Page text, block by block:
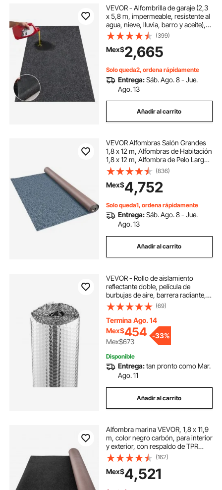
VEVOR - Alfombrilla de garaje (2,3
x 5,8 m, impermeable, resistente al
agua, nieve, lluvia, barro y aceite),
antideslizante, con reverso
antifugas de TPE, fácil de limpiar y
cortar.
(399)
Mex$2,665
Solo queda2, ordena rápidamente
Entrega:Sáb. Ago. 8 - Jue.
Ago. 13
Añadir al carrito
VEVOR Alfombras Salón Grandes
1,8 x 12 m, Alfombras de Habitación
1,8 x 12 m, Alfombra de Pelo Largo,
Alfombra Antideslizante, Alfombra
Exterior, Alfombra Shaggy de Pelo
Largo para Salón, TPR, Gris
(836)
Mex$4,752
Solo queda1, ordena rápidamente
Entrega:Sáb. Ago. 8 - Jue.
Ago. 13
Añadir al carrito
VEVOR - Rollo de aislamiento
reflectante doble, película de
burbujas de aire, barrera radiante,
3,2 mm (122 cm x 3 m), lámina de
aluminio de doble cara, protector
reflectante de calor, rollo de
aislamiento térmico para ventanas
y techos de autocaravanas.
(69)
Termina Ago. 14
Mex$454
Mex$673
-33%
Disponible
Entrega:tan pronto como Mar.
Ago. 11
Añadir al carrito
Alfombra marina VEVOR, 1,8 x 11,9
m, color negro carbón, para interior
y exterior, con respaldo de TPR
impermeable, ideal para el hogar,
patio, porche y decoración.
(162)
Mex$4,521